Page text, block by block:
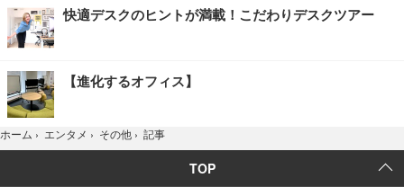
快適デスクのヒントが満載！こだわりデスクツアー
【進化するオフィス】
ホーム › エンタメ › その他 › 記事
TOP